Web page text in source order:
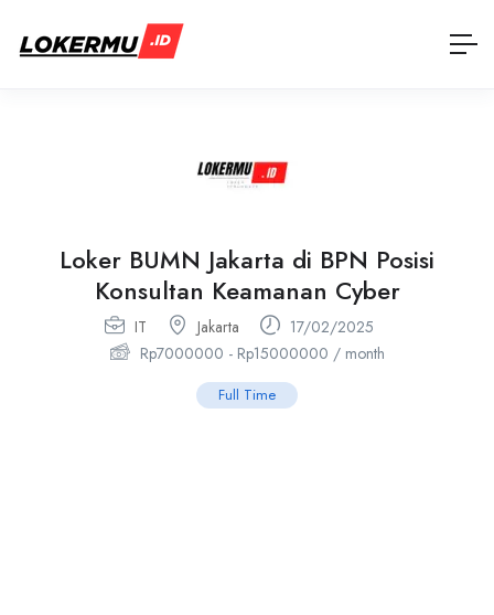
Loker BUMN Jakarta di BPN Posisi
Konsultan Keamanan Cyber
IT Jakarta
17/02/2025
Rp7000000 - Rp15000000 / month
Full Time